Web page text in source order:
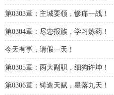
第0303章：主城要领，惨痛一战！
第0304章：尽忠报族，学习炼药！
今天有事，请假一天！
第0305章：两大副职，细狗许坤！
第0306章：铸造天赋，星落九天！